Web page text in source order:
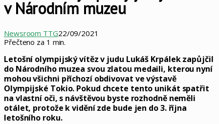
v Národním muzeu
Newsroom TTG22/09/2021
Přečteno za 1 min.
Letošní olympijský vítěz v judu Lukáš Krpálek zapůjčil
do Národního muzea svou zlatou medaili, kterou nyní
mohou všichni příchozí obdivovat ve výstavě
Olympijské Tokio. Pokud chcete tento unikát spatřit
na vlastní oči, s návštěvou byste rozhodně neměli
otálet, protože k vidění zde bude jen do 3. října
letošního roku.